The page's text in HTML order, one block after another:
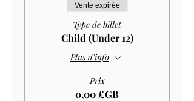
Vente expirée
Type de billet
Child (Under 12)
Plus d'info
Prix
0,00 £GB